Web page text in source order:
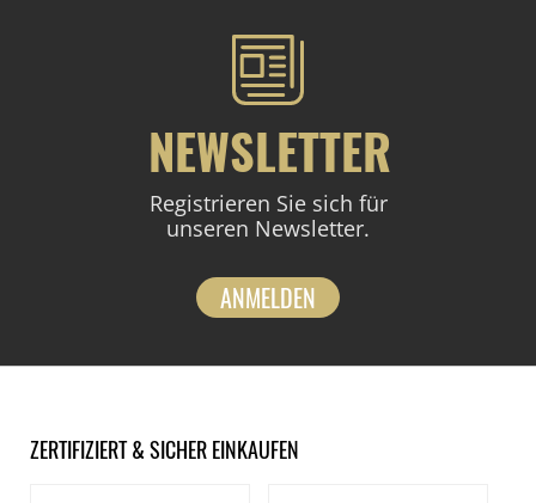
NEWSLETTER
Registrieren Sie sich für
unseren Newsletter.
ANMELDEN
ZERTIFIZIERT & SICHER EINKAUFEN